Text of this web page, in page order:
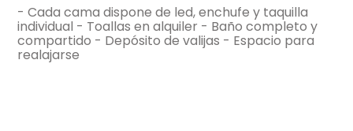
habitación con dos camas
- cama individual = 2 (90x190 cm.)
General:
Distribución:
- Cada cama dispone de led, enchufe y taquilla
individual - Toallas en alquiler - Baño completo y
compartido - Depósito de valijas - Espacio para
realajarse